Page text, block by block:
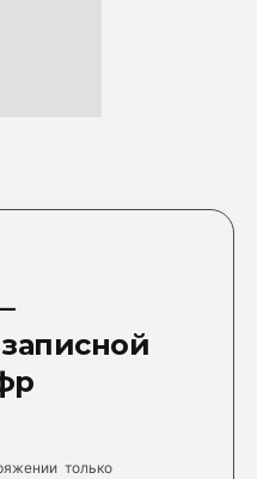
только